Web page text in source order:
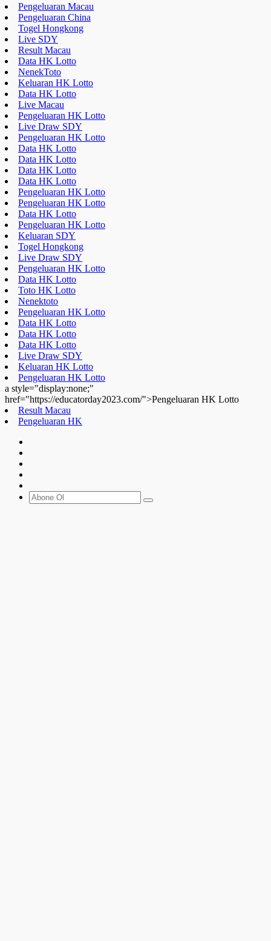
Pengeluaran Macau
Pengeluaran China
Togel Hongkong
Live SDY
Result Macau
Data HK Lotto
NenekToto
Keluaran HK Lotto
Data HK Lotto
Live Macau
Pengeluaran HK Lotto
Live Draw SDY
Pengeluaran HK Lotto
Data HK Lotto
Data HK Lotto
Data HK Lotto
Data HK Lotto
Pengeluaran HK Lotto
Pengeluaran HK Lotto
Data HK Lotto
Pengeluaran HK Lotto
Keluaran SDY
Togel Hongkong
Live Draw SDY
Pengeluaran HK Lotto
Data HK Lotto
Toto HK Lotto
Nenektoto
Pengeluaran HK Lotto
Data HK Lotto
Data HK Lotto
Data HK Lotto
Live Draw SDY
Keluaran HK Lotto
Pengeluaran HK Lotto
a style="display:none;"
href="https://educatorday2023.com/">Pengeluaran HK Lotto
Result Macau
Pengeluaran HK